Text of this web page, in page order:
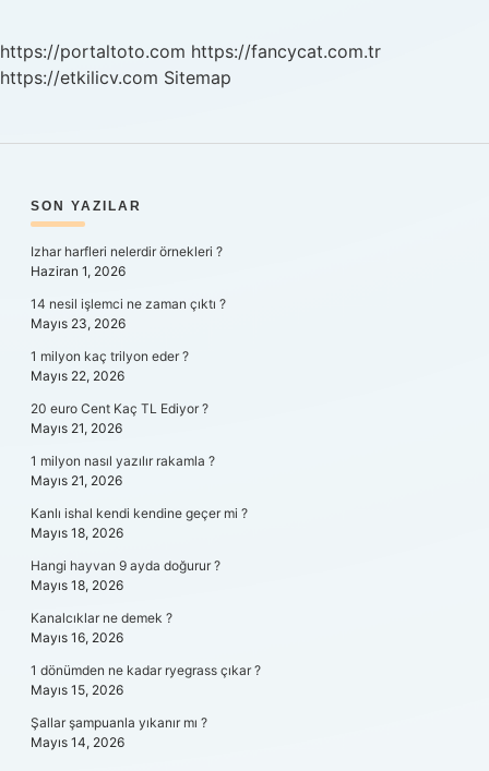
https://portaltoto.com https://fancycat.com.tr
https://etkilicv.com Sitemap
SIDEBAR
SON YAZILAR
Izhar harfleri nelerdir örnekleri ?
Haziran 1, 2026
14 nesil işlemci ne zaman çıktı ?
Mayıs 23, 2026
1 milyon kaç trilyon eder ?
Mayıs 22, 2026
20 euro Cent Kaç TL Ediyor ?
Mayıs 21, 2026
1 milyon nasıl yazılır rakamla ?
Mayıs 21, 2026
Kanlı ishal kendi kendine geçer mi ?
Mayıs 18, 2026
Hangi hayvan 9 ayda doğurur ?
Mayıs 18, 2026
Kanalcıklar ne demek ?
Mayıs 16, 2026
1 dönümden ne kadar ryegrass çıkar ?
Mayıs 15, 2026
Şallar şampuanla yıkanır mı ?
Mayıs 14, 2026